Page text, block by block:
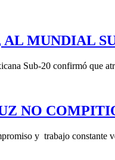
AL MUNDIAL
Sub-20 confirmó que
NO
y trabajo constante